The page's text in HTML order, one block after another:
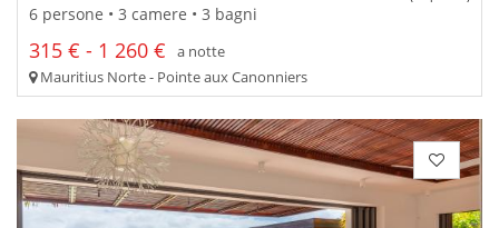
6 persone • 3 camere • 3 bagni
315 € - 1 260 €
a notte
Mauritius Norte - Pointe aux Canonniers